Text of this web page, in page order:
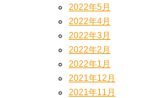
2022年5月
2022年4月
2022年3月
2022年2月
2022年1月
2021年12月
2021年11月